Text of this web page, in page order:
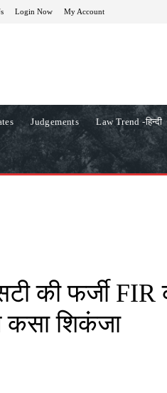
Login Now My Account
Judgements Law Trend -हिन्दी
की फर्जी FIR
शिकंजा